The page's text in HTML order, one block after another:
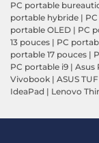
PC portable
portable hybride |
portable OLED | PC
13 pouces | PC
portable 17 pouces |
PC portable i9 | Asus
Vivobook | ASUS TUF
IdeaPad | Lenovo